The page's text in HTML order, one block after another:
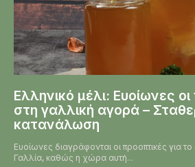
Ελληνικό μέλι: Ευοίωνες
στη γαλλική αγορά –
κατανάλωση
Ευοίωνες διαγράφονται οι προοπτικές για το
Γαλλία, καθώς η χώρα αυτή...